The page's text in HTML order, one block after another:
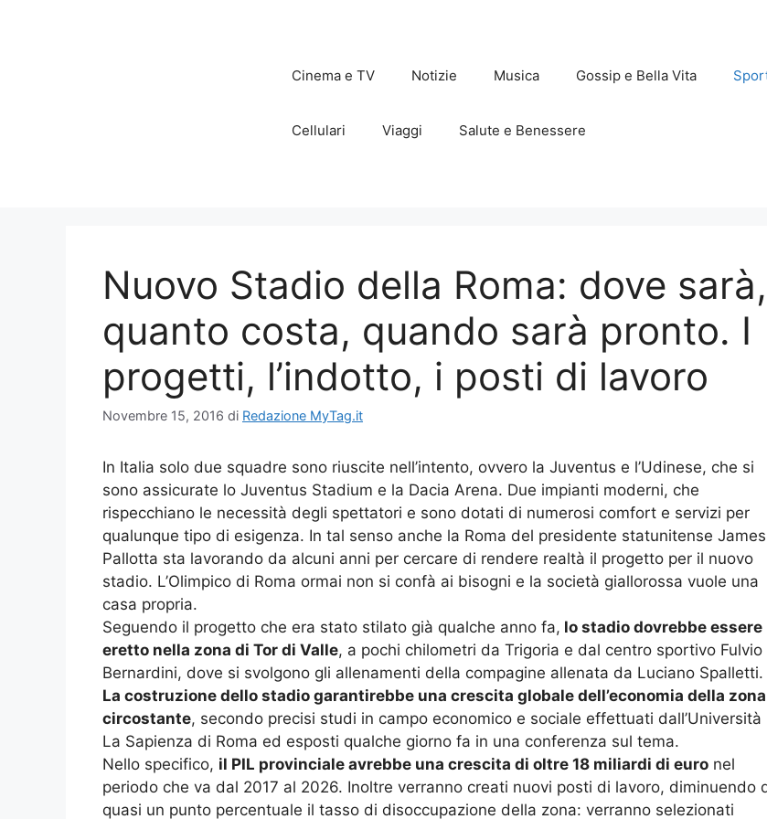
Cinema e TV Notizie Musica Gossip e Bella Vita
Cellulari Viaggi Salute e Benessere
Nuovo Stadio della Roma: dove sarà,
quanto costa, quando sarà pronto. I
progetti, l’indotto, i posti di lavoro
Novembre 15, 2016 di Redazione MyTag.it
In Italia solo due squadre sono riuscite nell’intento, ovvero la Juventus e l’Udinese, che si
sono assicurate lo Juventus Stadium e la Dacia Arena. Due impianti moderni, che
rispecchiano le necessità degli spettatori e sono dotati di numerosi comfort e servizi per
qualunque tipo di esigenza. In tal senso anche la Roma del presidente statunitense James
Pallotta sta lavorando da alcuni anni per cercare di rendere realtà il progetto per il nuovo
stadio. L’Olimpico di Roma ormai non si confà ai bisogni e la società giallorossa vuole una
casa propria.
Seguendo il progetto che era stato stilato già qualche anno fa, lo stadio dovrebbe essere
eretto nella zona di Tor di Valle, a pochi chilometri da Trigoria e dal centro sportivo Fulvio
Bernardini, dove si svolgono gli allenamenti della compagine allenata da Luciano Spalletti.
La costruzione dello stadio garantirebbe una crescita globale dell’economia della zona
circostante, secondo precisi studi in campo economico e sociale effettuati dall’Università
La Sapienza di Roma ed esposti qualche giorno fa in una conferenza sul tema.
Nello specifico, il PIL provinciale avrebbe una crescita di oltre 18 miliardi di euro nel
periodo che va dal 2017 al 2026. Inoltre verranno creati nuovi posti di lavoro, diminuendo
quasi un punto percentuale il tasso di disoccupazione della zona: verranno selezionati